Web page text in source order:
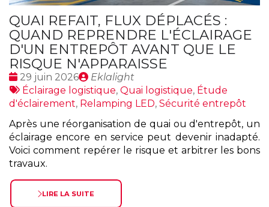
QUAI REFAIT, FLUX DÉPLACÉS :
QUAND REPRENDRE L'ÉCLAIRAGE
D'UN ENTREPÔT AVANT QUE LE
RISQUE N'APPARAISSE
Date
:
29 juin 2026
Publié
par
Eklalight
Tags
:
Éclairage logistique, Quai logistique, Étude
d'éclairement, Relamping LED, Sécurité entrepôt
Après une réorganisation de quai ou d'entrepôt, un
éclairage encore en service peut devenir inadapté.
Voici comment repérer le risque et arbitrer les bons
travaux.
LIRE LA SUITE